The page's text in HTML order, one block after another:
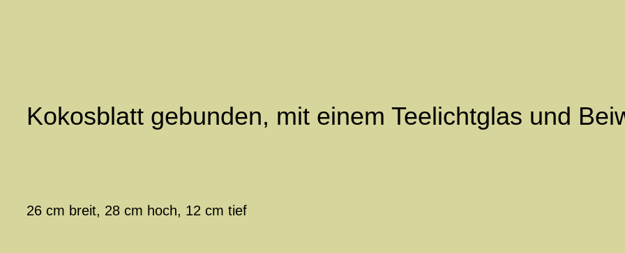
Kokosblatt gebunden, mit einem Teelichtglas und
26 cm breit, 28 cm hoch, 12 cm tief